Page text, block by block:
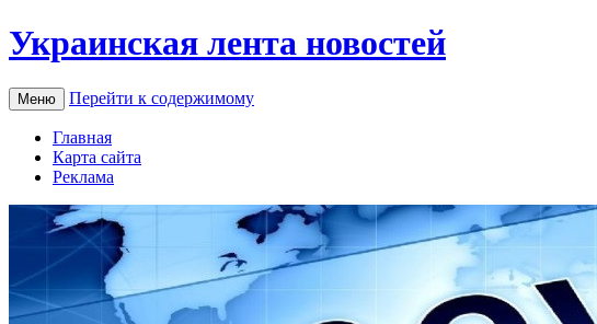
Украинская лента новостей
Меню Перейти к содержимому
Главная
Карта сайта
Реклама